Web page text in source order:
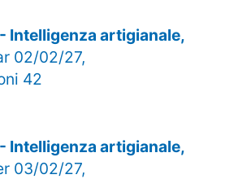
Intelligenza artigianale,
02/02/27,
42
Intelligenza artigianale,
03/02/27,